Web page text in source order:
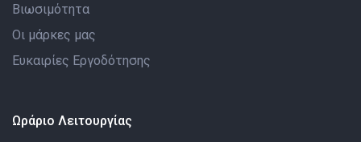
Βιωσιμότητα
Οι μάρκες μας
Ευκαιρίες Εργοδότησης
Ωράριο Λειτουργίας